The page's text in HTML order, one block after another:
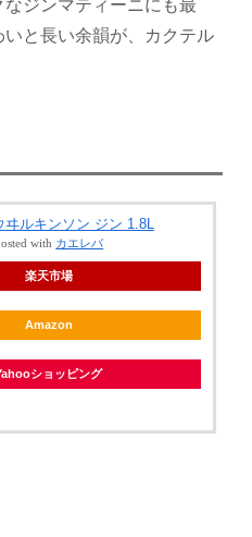
なジンマティーニにも最
と長い余韻が、カクテル
ヰルキンソン ジン 1.8L
with カエレバ
楽天市場
Amazon
ショッピング